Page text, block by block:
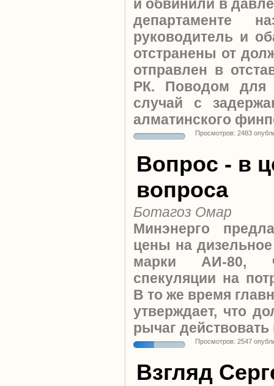
и обвинили в
департаменте
руководитель и
отстранены от
отправлен в
РК. Поводом для
случай с
алматинского
Просмотров: 2483
Вопрос - в
вопроса
Ботагоз Омар
Минэнерго
цены на
марки АИ-80,
спекуляции на
В то же время
утверждает, что
рычаг
Просмотров: 2547
Взгляд